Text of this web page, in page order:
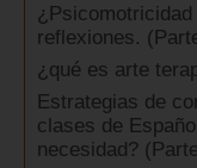
reflexiones.
¿qué es arte
Estrategias de
clases de
necesidad?